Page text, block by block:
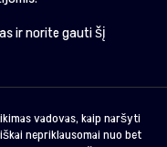
ir norite gauti šį
vadovas, kaip naršyti
nepriklausomai nuo bet